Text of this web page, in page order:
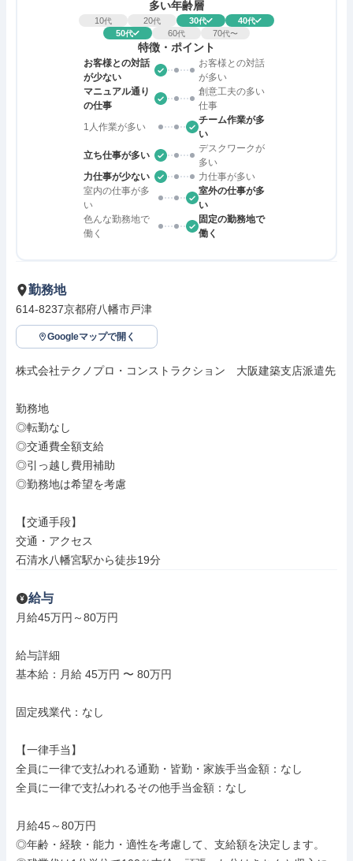
多い年齢層
10代 20代 30代 40代
50代 60代 70代〜
特徴・ポイント
お客様との対話
が少ない
お客様との対話
が多い
マニュアル通り
の仕事
創意工夫の多い
仕事
1人作業が多い
チーム作業が多
い
立ち仕事が多い
デスクワークが
多い
力仕事が少ない
力仕事が多い
室内の仕事が多
い
室外の仕事が多
い
色んな勤務地で
働く
固定の勤務地で
働く
勤務地
614-8237京都府八幡市戸津
Googleマップで開く
株式会社テクノプロ・コンストラクション　大阪建築支店派遣先
勤務地
◎転勤なし
◎交通費全額支給
◎引っ越し費用補助
◎勤務地は希望を考慮
【交通手段】
交通・アクセス
石清水八幡宮駅から徒歩19分
給与
月給45万円～80万円
給与詳細
基本給：月給 45万円 〜 80万円
固定残業代：なし
【一律手当】
全員に一律で支払われる通勤・皆勤・家族手当金額：なし
全員に一律で支払われるその他手当金額：なし
月給45～80万円
◎年齢・経験・能力・適性を考慮して、支給額を決定します。